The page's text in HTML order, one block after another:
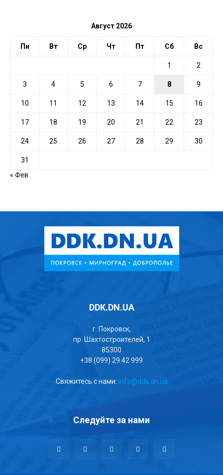
Август 2026
Пн Вт Ср Чт Пт Сб Вс
1 2
3 4 5 6 7 8 9
10 11 12 13 14 15 16
17 18 19 20 21 22 23
24 25 26 27 28 29 30
31
« Фев
DDK.DN.UA
г. Покровск,
пр. Шахтостроителей, 1
85300
+38 (099) 29 42 999
Свяжитесь с нами: info@ddk.dn.ua
Следуйте за нами